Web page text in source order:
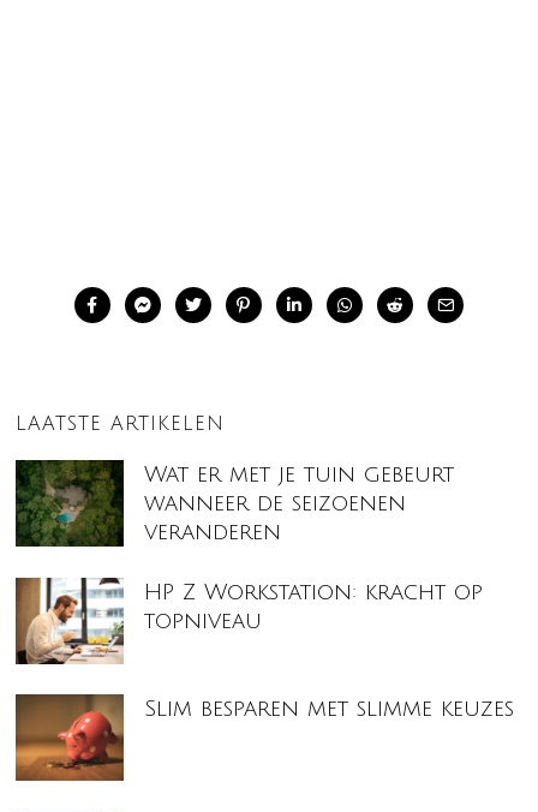
LAATSTE ARTIKELEN
Wat er met je tuin gebeurt
wanneer de seizoenen
veranderen
HP Z Workstation: kracht op
topniveau
Slim besparen met slimme keuzes